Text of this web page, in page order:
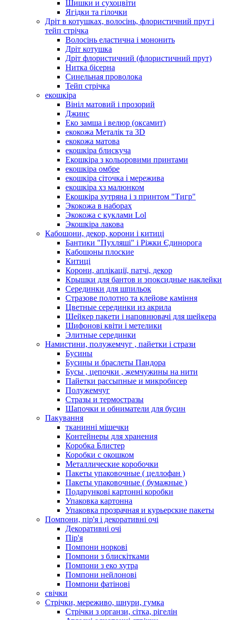
Шишки и сухоцвіти
Ягідки та гілочки
Дріт в котушках, волосінь, флористичний прут і
тейп стрічка
Волосінь еластична і мононить
Дріт котушка
Дріт флористичний (флористичний прут)
Нитка бісерна
Синельная проволока
Тейп стрічка
екошкіра
Вініл матовий і прозорий
Джинс
Еко замша і велюр (оксамит)
екокожа Металік та 3D
екокожа матова
екошкіра блискуча
Екошкіра з кольоровими принтами
екошкіра омбре
екошкіра сіточка і мережива
екошкіра хз малюнком
Екошкіра хутряна і з принтом "Тигр"
Экокожа в наборах
Экокожа с куклами Lol
Экошкiра лакова
Кабошони, декор, корони і китиці
Бантики "Пухляші" і Ріжки Єдинорога
Кабошоны плоские
Китиці
Корони, аплікації, патчі, декор
Крышки для бантов и эпоксидные наклейки
Серединки для шпильок
Стразове полотно та клейове каміння
Цветные серединки из акрила
Шейкер пакети і наповнювачі для шейкера
Шифонові квіти і метелики
Элитные серединки
Намистини, полужемчуг , пайетки і стрази
Бусины
Бусины и браслеты Пандора
Бусы , цепочки , жемчужины на нити
Пайетки рассыпные и микробисер
Полужемчуг
Стразы и термостразы
Шапочки и обниматели для бусин
Пакування
тканинні мішечки
Контейнеры для хранения
Коробка Блистер
Коробки с окошком
Металлические коробочки
Пакеты упаковочные ( целлофан )
Пакеты упаковочные ( бумажные )
Подарункові картонні коробки
Упаковка картонна
Упаковка прозрачная и курьерские пакеты
Помпони, пір'я і декоративні очі
Декоративні очі
Пір'я
Помпони норкові
Помпони з блискітками
Помпони з еко хутра
Помпони нейлонові
Помпони фатінові
свічки
Стрічки, мереживо, шнури, гумка
Стрічки з органзи, сітка, рігелін